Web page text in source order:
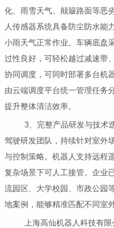
化、雨雪天气、颠簸路面等恶
人传感器系统具备防尘防水能
小雨天气正常作业。车辆底盘
过性良好，可轻松越过减速带
协同调度，可同时部署多台机
由云端调度平台统一管理任务
提升整体清洁效率。
3、完整产品研发与技术迭
驾驶研发团队，持续针对室外
与控制策略。机器人支持远程
复杂场景下可人工接管。企业
流园区、大学校园、市政公园
地案例，能够精准匹配不同室
上海高仙机器人科技有限